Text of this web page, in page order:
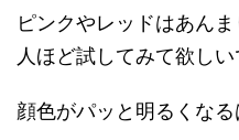
ピンクやレッドはあん
人ほど試してみて欲しい
顔色がパッと明るくなる